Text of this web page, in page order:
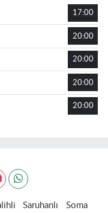
17:00
20:00
20:00
20:00
20:00
Saruhanlı
Soma